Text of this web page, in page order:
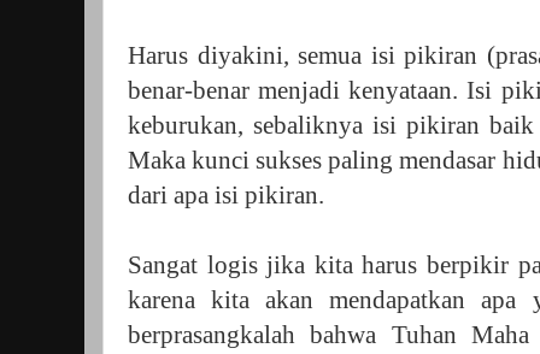
Harus diyakini, semua isi pikiran
benar-benar menjadi kenyataan. Isi
keburukan, sebaliknya isi pikiran
Maka kunci sukses paling mendasar
dari apa isi pikiran.
Sangat logis jika kita harus berpikir
karena kita akan mendapatkan
berprasangkalah bahwa Tuhan